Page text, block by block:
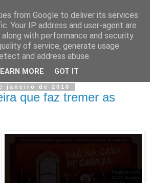
janeiro de 2010
que faz tremer as
from Google to deliver its services
Your IP address and user-agent are
with performance and security
of service, generate usage
and address abuse.
MORE GOT IT